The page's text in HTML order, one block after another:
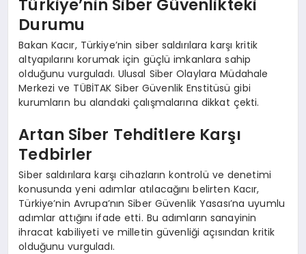
Türkiye’nin Siber Güvenlikteki
Durumu
Bakan Kacır, Türkiye’nin siber saldırılara karşı kritik
altyapılarını korumak için güçlü imkanlara sahip
olduğunu vurguladı. Ulusal Siber Olaylara Müdahale
Merkezi ve TÜBİTAK Siber Güvenlik Enstitüsü gibi
kurumların bu alandaki çalışmalarına dikkat çekti.
Artan Siber Tehditlere Karşı
Tedbirler
Siber saldırılara karşı cihazların kontrolü ve denetimi
konusunda yeni adımlar atılacağını belirten Kacır,
Türkiye’nin Avrupa’nın Siber Güvenlik Yasası’na uyumlu
adımlar attığını ifade etti. Bu adımların sanayinin
ihracat kabiliyeti ve milletin güvenliği açısından kritik
olduğunu vurguladı.